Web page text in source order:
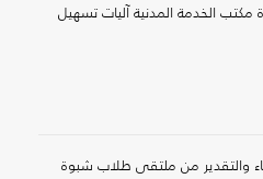
مكتب الخدمة المدنية آليات تسهيل
والتقدير من ملتقى طلاب شبوة